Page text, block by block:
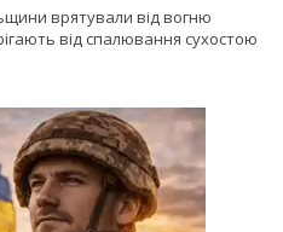
врятували від вогню
від спалювання сухостою